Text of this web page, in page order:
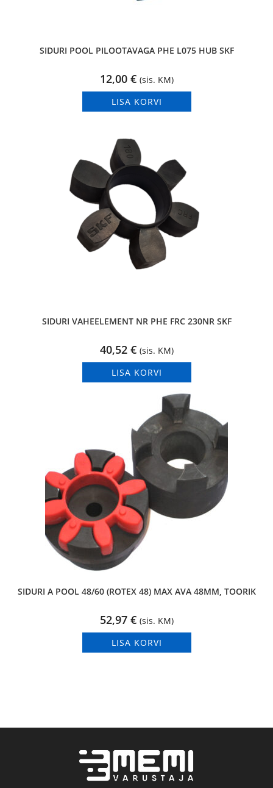
SIDURI POOL PILOOTAVAGA PHE L075 HUB SKF
12,00 € (sis. KM)
LISA KORVI
SIDURI VAHEELEMENT NR PHE FRC 230NR SKF
40,52 € (sis. KM)
LISA KORVI
SIDURI A POOL 48/60 (ROTEX 48) MAX AVA 48MM, TOORIK
52,97 € (sis. KM)
LISA KORVI